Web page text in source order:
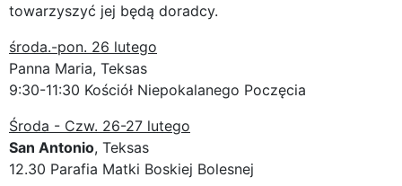
towarzyszyć jej będą doradcy.
środa.-pon. 26 lutego
Panna Maria, Teksas
9:30-11:30 Kościół Niepokalanego Poczęcia
Środa - Czw. 26-27 lutego
San Antonio, Teksas
12.30 Parafia Matki Boskiej Bolesnej